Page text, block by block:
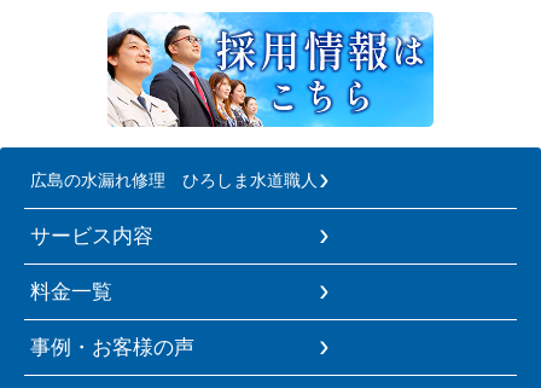
広島の水漏れ修理 ひろしま水道職人
サービス内容
料金一覧
事例・お客様の声